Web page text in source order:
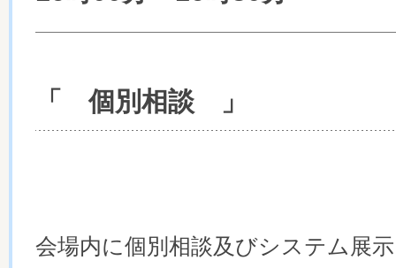
「 個別相談 」
会場内に個別相談及びシステム展